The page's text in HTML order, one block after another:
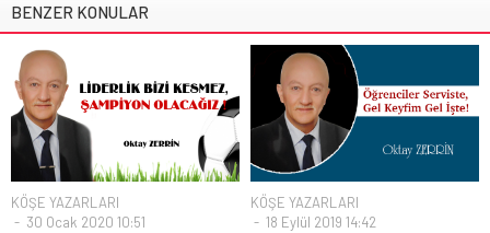
BENZER KONULAR
KÖŞE YAZARLARI
30 Ocak 2020 10:51
KÖŞE YAZARLARI
18 Eylül 2019 14:42